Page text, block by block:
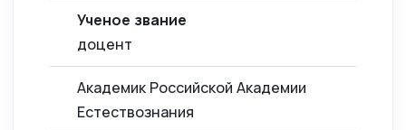
Ученое звание
доцент
Академик Российской Академии
Естествознания